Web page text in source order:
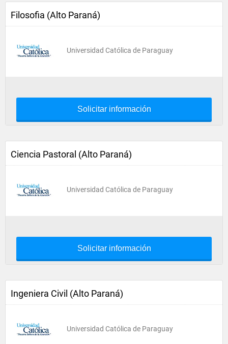
Filosofia (Alto Paraná)
Universidad Católica de Paraguay
Solicitar información
Ciencia Pastoral (Alto Paraná)
Universidad Católica de Paraguay
Solicitar información
Ingeniera Civil (Alto Paraná)
Universidad Católica de Paraguay